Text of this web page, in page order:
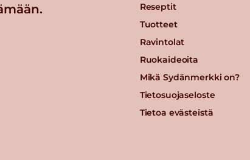
Reseptit
Tuotteet
Ravintolat
Ruokaideoita
Mikä Sydänmerkki on?
Tietosuojaseloste
Tietoa evästeistä